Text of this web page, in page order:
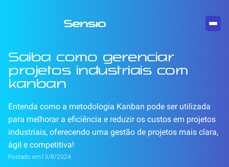
Saiba como gerenciar
projetos industriais com
kanban
Entenda como a metodologia Kanban pode ser utilizada
para melhorar a eficiência e reduzir os custos em projetos
industriais, oferecendo uma gestão de projetos mais clara,
ágil e competitiva!
Postado em13/8/2024